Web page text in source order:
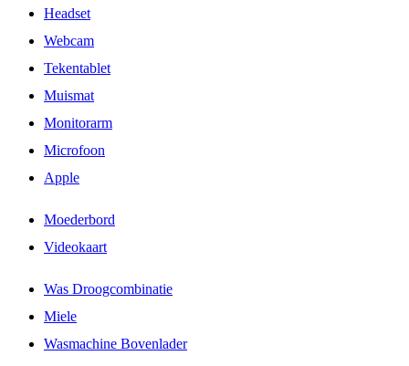
Headset
Webcam
Tekentablet
Muismat
Monitorarm
Microfoon
Apple
Moederbord
Videokaart
Was Droogcombinatie
Miele
Wasmachine Bovenlader